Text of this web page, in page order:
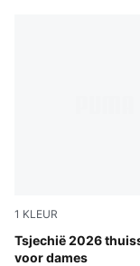
1 KLEUR
Tsjechië 2026
voor dames
Dark Cherry-